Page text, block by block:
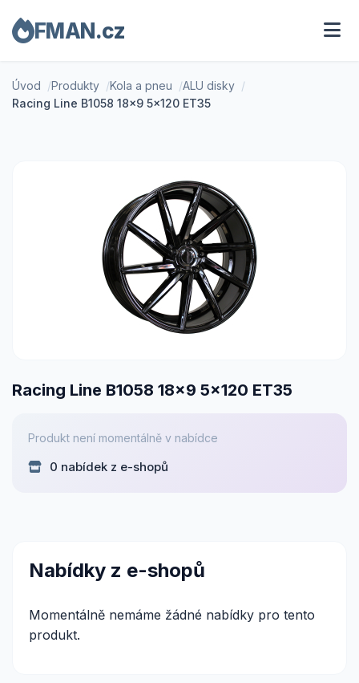
FMAN.cz
Úvod Produkty Kola a pneu
ALU disky
Racing Line B1058 18x9 5x120 ET35
Racing Line B1058 18x9 5x120 ET35
Produkt není momentálně v nabídce
0 nabídek z e-shopů
Nabídky z e-shopů
Momentálně nemáme žádné nabídky pro tento
produkt.